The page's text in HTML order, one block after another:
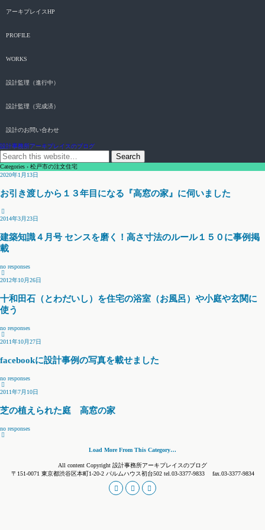
アーキプレイスHP
PROFILE
WORKS
設計監理（進行中）
設計監理（完成済）
設計のお問い合わせ
設計事務所アーキプレイスのブログ
Categories › 松戸市の注文住宅
2020年1月13日
お引き渡しから１３年目になる『高窓の家』に伺いました
2014年3月23日
建築知識４月号 センスを磨く！高さ寸法のルール１５０に事例掲
載
no responses
2012年10月26日
十和田石（とわだいし）を住宅の浴室（お風呂）や小庭や玄関に
使う
no responses
2011年10月27日
facebookに設計事例の写真を載せました
no responses
2011年7月10日
芝の植えられた庭 高窓の家
no responses
Load More From This Category…
All content Copyright 設計事務所アーキプレイスのブログ
〒151-0071 東京都渋谷区本町1-20-2 パルムハウス初台502 tel.03-3377-9833 fax.03-3377-9834